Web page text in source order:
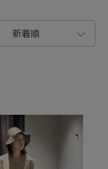
新着順